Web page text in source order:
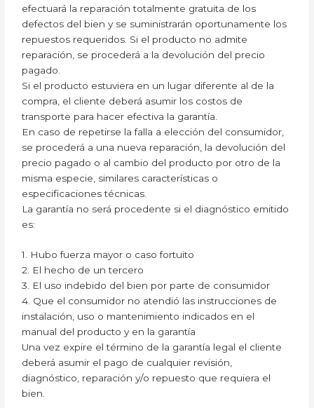
efectuará la reparación totalmente gratuita de los
defectos del bien y se suministrarán oportunamente los
repuestos requeridos. Si el producto no admite
reparación, se procederá a la devolución del precio
pagado.
Si el producto estuviera en un lugar diferente al de la
compra, el cliente deberá asumir los costos de
transporte para hacer efectiva la garantía.
En caso de repetirse la falla a elección del consumidor,
se procederá a una nueva reparación, la devolución del
precio pagado o al cambio del producto por otro de la
misma especie, similares características o
especificaciones técnicas.
La garantía no será procedente si el diagnóstico emitido
es:
1. Hubo fuerza mayor o caso fortuito
2. El hecho de un tercero
3. El uso indebido del bien por parte de consumidor
4. Que el consumidor no atendió las instrucciones de
instalación, uso o mantenimiento indicados en el
manual del producto y en la garantía
Una vez expire el término de la garantía legal el cliente
deberá asumir el pago de cualquier revisión,
diagnóstico, reparación y/o repuesto que requiera el
bien.